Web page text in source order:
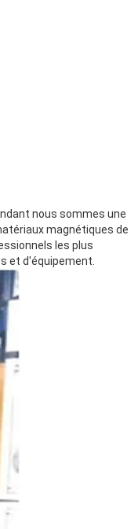
nous sommes une
magnétiques de
les plus
et d'équipement.